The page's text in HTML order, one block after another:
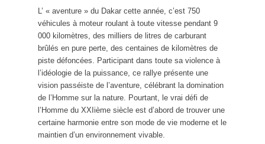
L’ « aventure » du Dakar cette année, c’est 750
véhicules à moteur roulant à toute vitesse pendant 9
000 kilomètres, des milliers de litres de carburant
brûlés en pure perte, des centaines de kilomètres de
piste défoncées. Participant dans toute sa violence à
l’idéologie de la puissance, ce rallye présente une
vision passéiste de l’aventure, célébrant la domination
de l’Homme sur la nature. Pourtant, le vrai défi de
l’Homme du XXIième siècle est d’abord de trouver une
certaine harmonie entre son mode de vie moderne et le
maintien d’un environnement vivable.